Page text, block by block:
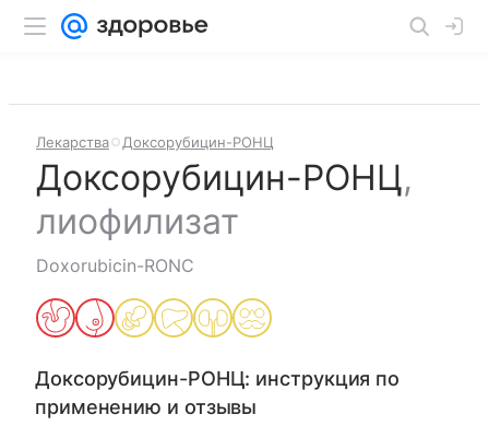
Лекарства Доксорубицин-РОНЦ
Доксорубицин-РОНЦ,
лиофилизат
Doxorubicin-RONC
Доксорубицин-РОНЦ: инструкция по
применению и отзывы